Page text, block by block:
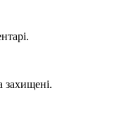
захищені.